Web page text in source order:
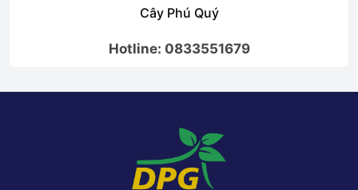
Cây Phú Quý
Hotline: 0833551679